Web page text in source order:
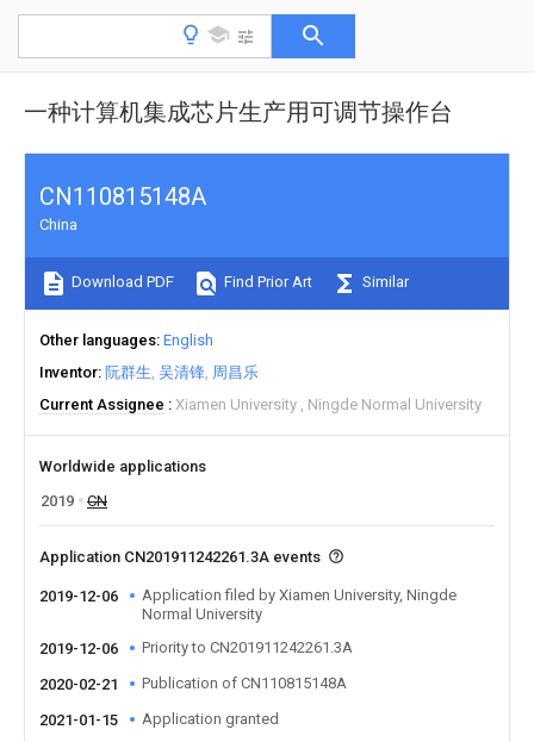
一种计算机集成芯片生产用可调节操作台
CN110815148A
China
Download PDF Find Prior Art Similar
Other languages English
Inventor 阮群生 吴清锋 周昌乐
Current Assignee
Xiamen University Ningde Normal University
Worldwide applications
2019
CN
Application CN201911242261.3A events
2019-12-06
Application filed by Xiamen University, Ningde
Normal University
2019-12-06
Priority to CN201911242261.3A
2020-02-21 Publication of CN110815148A
2021-01-15 Application granted